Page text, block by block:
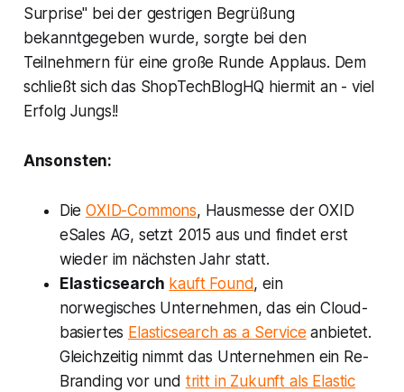
Surprise" bei der gestrigen Begrüßung
bekanntgegeben wurde, sorgte bei den
Teilnehmern für eine große Runde Applaus. Dem
schließt sich das ShopTechBlogHQ hiermit an - viel
Erfolg Jungs!!
Ansonsten:
DieOXID-Commons, Hausmesse der OXID
eSales AG, setzt 2015 aus und findet erst
wieder im nächsten Jahr statt.
Elasticsearch kauft Found, ein
norwegisches Unternehmen, das ein Cloud-
basiertes Elasticsearch as a Service anbietet.
Gleichzeitig nimmt das Unternehmen ein Re-
Branding vor und tritt in Zukunft als Elastic